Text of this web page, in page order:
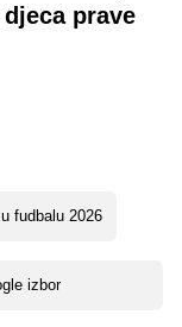
prave
fudbalu 2026
izbor